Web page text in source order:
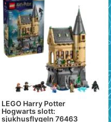
LEGO Harry Potter
Hogwarts slott:
sjukhusflygeln 76463